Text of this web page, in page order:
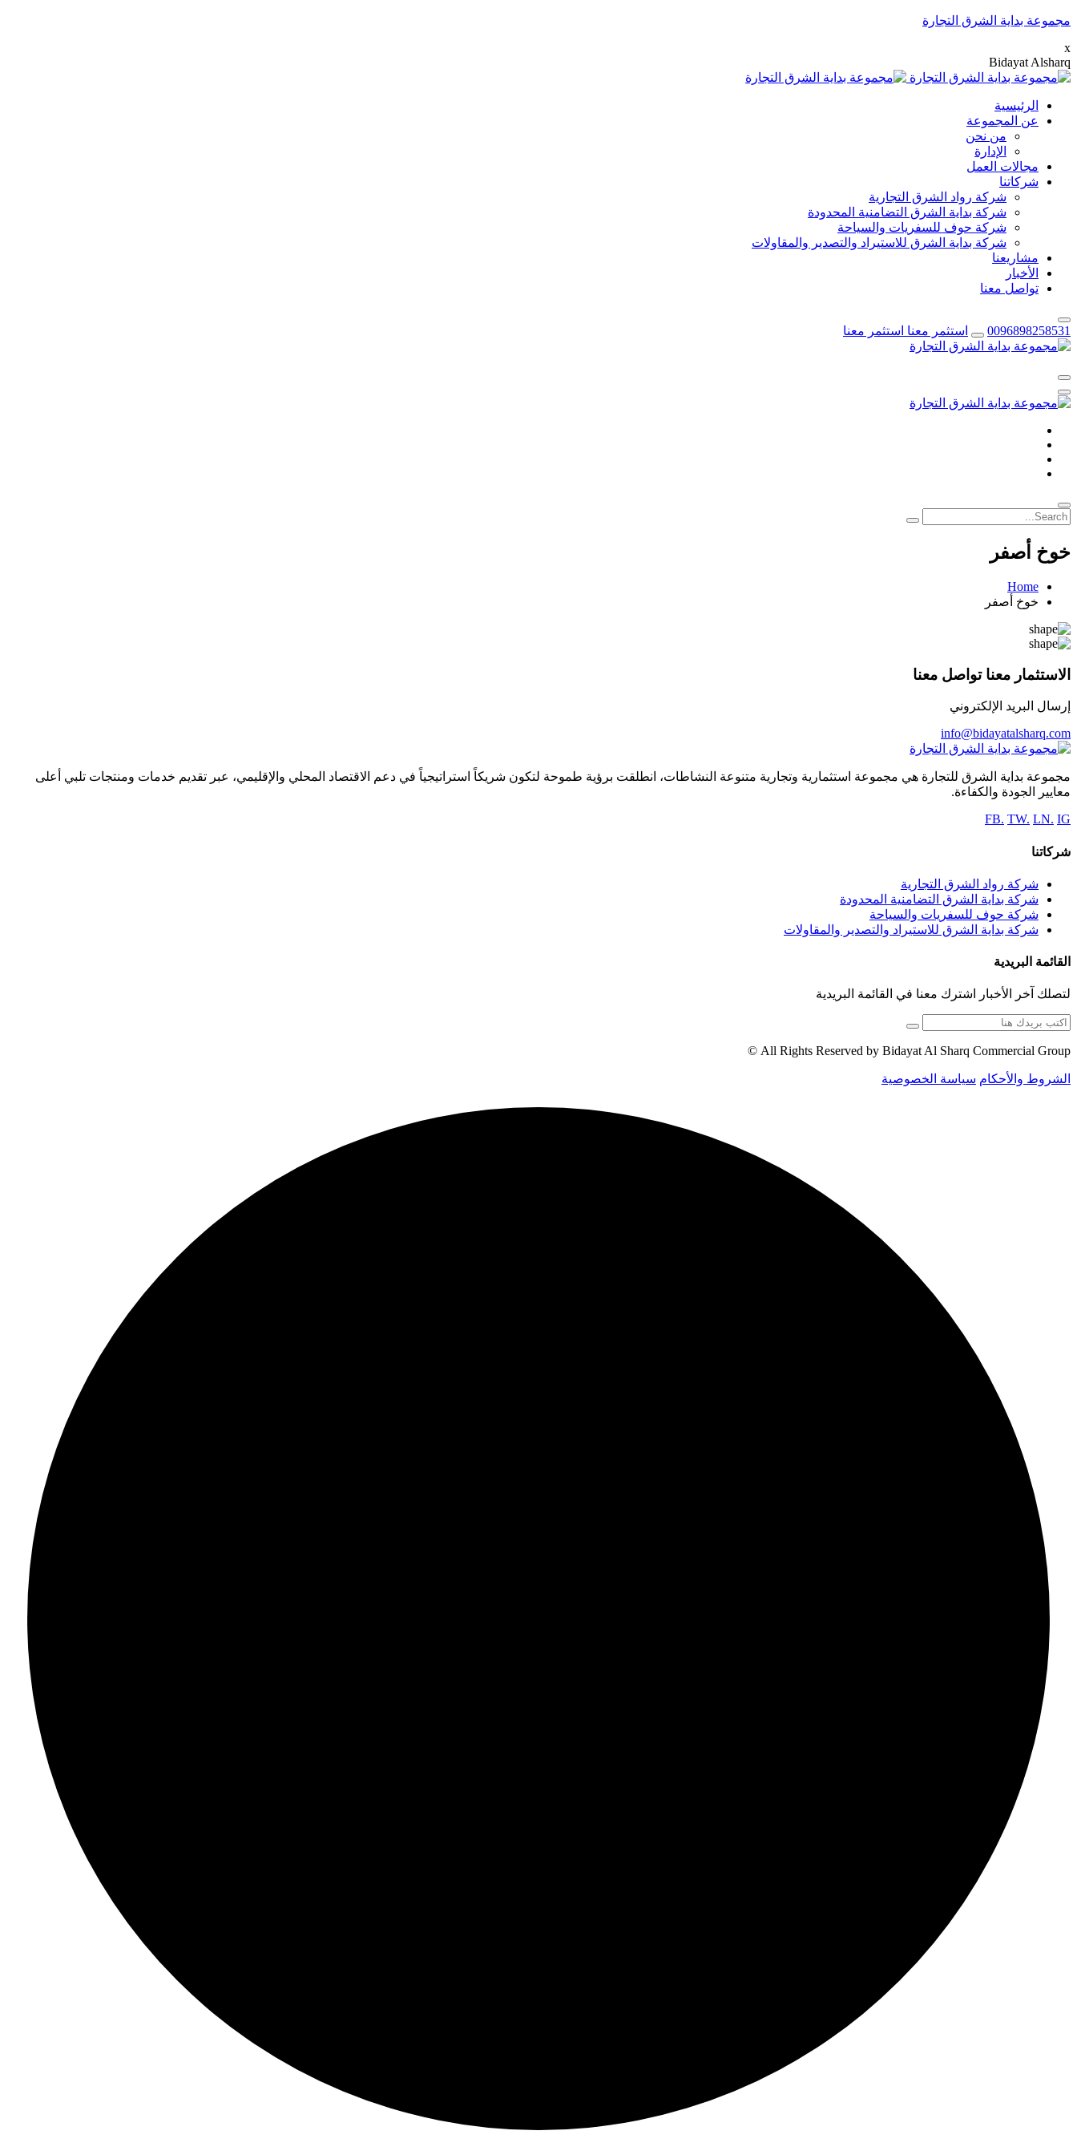
مجموعة بداية الشرق التجارة
x
Bidayat Alsharq
الرئيسية
عن المجموعة
من نحن
الإدارة
مجالات العمل
شركاتنا
شركة رواد الشرق التجارية
شركة بداية الشرق التضامنية المحدودة
شركة حوف للسفريات والسياحة
شركة بداية الشرق للاستيراد والتصدير والمقاولات
مشاريعنا
الأخبار
تواصل معنا
0096898258531 استثمر معنا استثمر معنا
خوخ أصفر
Home
خوخ أصفر
الاستثمار معنا تواصل معنا
إرسال البريد الإلكتروني
info@bidayatalsharq.com
مجموعة بداية الشرق للتجارة هي مجموعة استثمارية وتجارية متنوعة النشاطات، انطلقت برؤية طموحة لتكون شريكاً استراتيجياً في دعم الاقتصاد المحلي والإقليمي، عبر تقديم خدمات ومنتجات تلبي أعلى
معايير الجودة والكفاءة.
FB. TW. LN. IG
شركاتنا
شركة رواد الشرق التجارية
شركة بداية الشرق التضامنية المحدودة
شركة حوف للسفريات والسياحة
شركة بداية الشرق للاستيراد والتصدير والمقاولات
القائمة البريدية
لتصلك آخر الأخبار اشترك معنا في القائمة البريدية
All Rights Reserved by Bidayat Al Sharq Commercial Group ©
الشروط والأحكام سياسة الخصوصية